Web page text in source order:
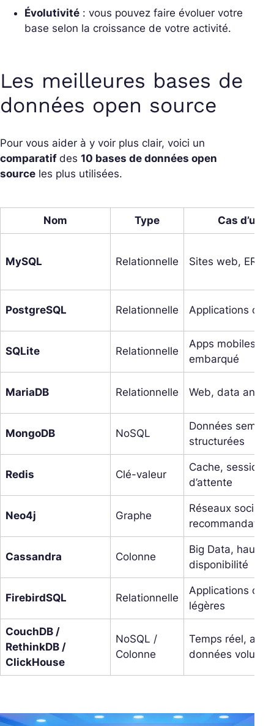
Évolutivité : vous pouvez faire évoluer votre
base selon la croissance de votre activité.
Les meilleures bases de
données open source
Pour vous aider à y voir plus clair, voici un
comparatif des 10 bases de données open
source les plus utilisées.
Nom Type Cas
MySQL Relationnelle Sites web, ERP
PostgreSQL Relationnelle Applications
SQLite Relationnelle
Apps mobiles,
embarqué
MariaDB Relationnelle Web, data
MongoDB NoSQL
Données semi-
structurées
Redis Clé-valeur
Cache,
d’attente
Neo4j Graphe
Réseaux sociaux,
Cassandra Colonne
Big Data, haute
disponibilité
FirebirdSQL Relationnelle
Applications
légères
CouchDB /
RethinkDB /
ClickHouse
NoSQL /
Colonne
Temps réel,
données